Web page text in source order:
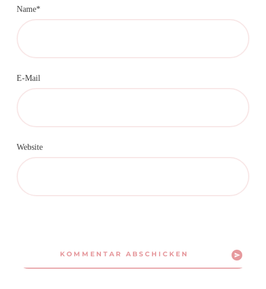
Name*
E-Mail
Website
KOMMENTAR ABSCHICKEN